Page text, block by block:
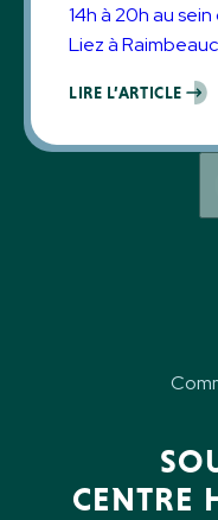
14h à 20h au
Liez à
Musique pas
LIRE L’ARTICLE
CENTRE